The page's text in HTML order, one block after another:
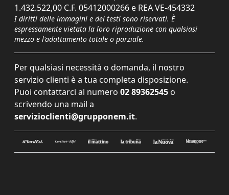
1.432.522,00 C.F. 05412000266 e REA VE-454332
I diritti delle immagini e dei testi sono riservati. È
espressamente vietata la loro riproduzione con qualsiasi
mezzo e l'adattamento totale o parziale.
Per qualsiasi necessità o domanda, il nostro
servizio clienti è a tua completa disposizione.
Puoi contattarci al numero 02 89362545 o
scrivendo una mail a
servizioclienti@grupponem.it.